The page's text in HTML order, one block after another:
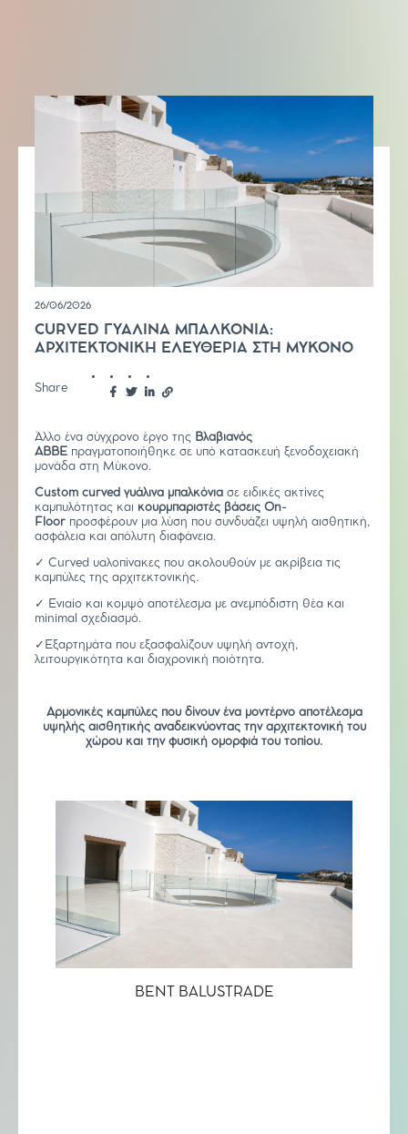
26/06/2026
CURVED ΓΥΑΛΙΝΑ ΜΠΑΛΚΟΝΙΑ:
ΑΡΧΙΤΕΚΤΟΝΙΚΗ ΕΛΕΥΘΕΡΙΑ ΣΤΗ ΜΥΚΟΝΟ
Share
Άλλο ένα σύγχρονο έργο της
Βλαβιανός
ΑΒΒΕ πραγματοποιήθηκε σε υπό κατασκευή ξενοδοχειακή
μονάδα στη Μύκονο.
Custom curved γυάλινα μπαλκόνια σε ειδικές ακτίνες
καμπυλότητας και κουρμπαριστές βάσεις On-
Floor προσφέρουν μια λύση που συνδυάζει υψηλή αισθητική,
ασφάλεια και απόλυτη διαφάνεια.
✓ Curved υαλοπίνακες που ακολουθούν με ακρίβεια τις
καμπύλες της αρχιτεκτονικής.
✓ Ενιαίο και κομψό αποτέλεσμα με ανεμπόδιστη θέα και
minimal σχεδιασμό.
✓Εξαρτημάτα που εξασφαλίζουν υψηλή αντοχή,
λειτουργικότητα και διαχρονική ποιότητα.
Αρμονικές καμπύλες που δίνουν ένα μοντέρνο αποτέλεσμα
υψηλής αισθητικής αναδεικνύοντας την αρχιτεκτονική του
χώρου και την φυσική ομορφιά του τοπίου.
BENT BALUSTRADE